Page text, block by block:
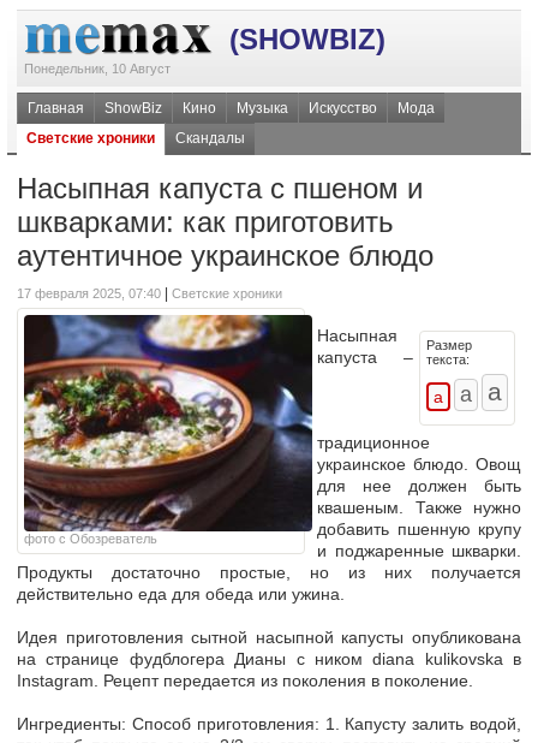
(SHOWBIZ)
Понедельник, 10 Август
Главная ShowBiz Кино Музыка Искусство
Мода
Светские хроники
Скандалы
Насыпная капуста с пшеном и
шкварками: как приготовить
аутентичное украинское блюдо
17 февраля 2025, 07:40 Светские хроники
фото с Обозреватель
Размер
текста:
Насыпная
капуста –
традиционное
украинское блюдо. Овощ
для нее должен быть
квашеным. Также нужно
добавить пшенную крупу
и поджаренные шкварки.
Продукты достаточно простые, но из них получается
действительно еда для обеда или ужина.
Идея приготовления сытной насыпной капусты опубликована
на странице фудблогера Дианы с ником diana kulikovska в
Instagram. Рецепт передается из поколения в поколение.
Ингредиенты: Способ приготовления: 1. Капусту залить водой,